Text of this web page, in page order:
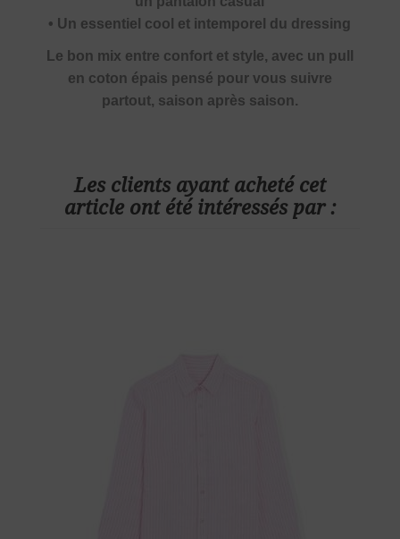
• Un essentiel cool et intemporel du dressing
Le bon mix entre confort et style, avec un pull
en coton épais pensé pour vous suivre
partout, saison après saison.
Les clients ayant acheté cet
article ont été intéressés par :